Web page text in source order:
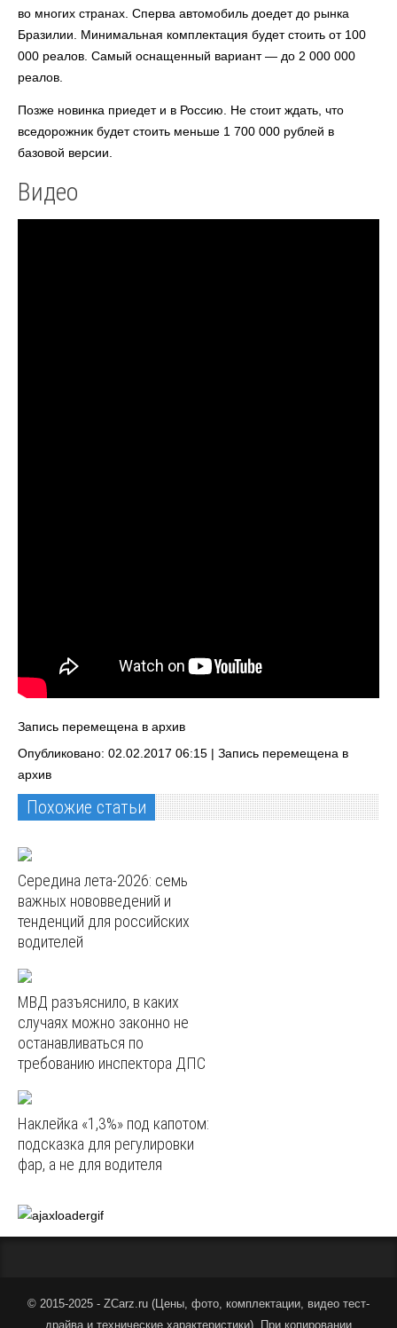
во многих странах. Сперва автомобиль доедет до рынка
Бразилии. Минимальная комплектация будет стоить от 100
000 реалов. Самый оснащенный вариант — до 2 000 000
реалов.
Позже новинка приедет и в Россию. Не стоит ждать, что
вседорожник будет стоить меньше 1 700 000 рублей в
базовой версии.
Видео
Запись перемещена в архив
Опубликовано: 02.02.2017 06:15 | Запись перемещена в
архив
Похожие статьи
Середина лета-2026: семь
важных нововведений и
тенденций для российских
водителей
МВД разъяснило, в каких
случаях можно законно не
останавливаться по
требованию инспектора ДПС
Наклейка «1,3%» под капотом:
подсказка для регулировки
фар, а не для водителя
© 2015-2025 - ZCarz.ru (Цены, фото, комплектации, видео тест-
драйва и технические характеристики). При копировании